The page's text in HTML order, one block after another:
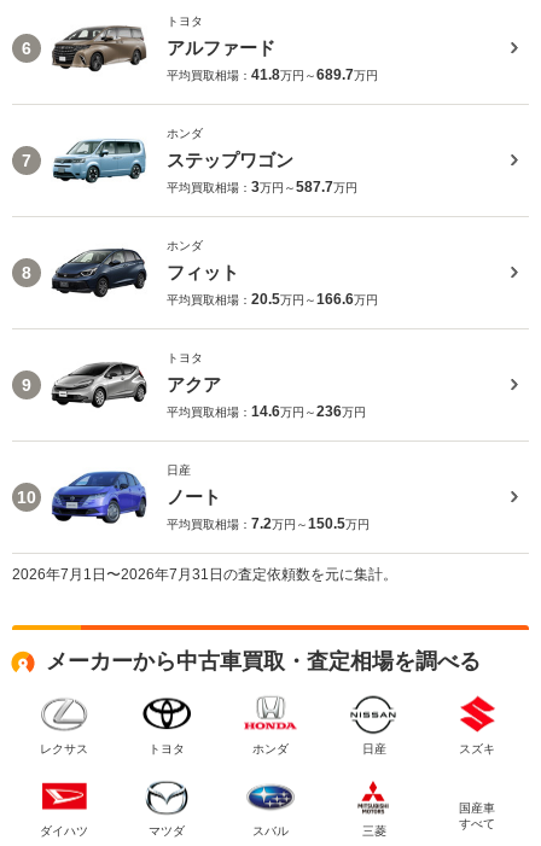
6
トヨタ
アルファード
平均買取相場： 41.8万円～689.7万円
7
ホンダ
ステップワゴン
平均買取相場： 3万円～587.7万円
8
ホンダ
フィット
平均買取相場： 20.5万円～166.6万円
9
トヨタ
アクア
平均買取相場： 14.6万円～236万円
10
日産
ノート
平均買取相場： 7.2万円～150.5万円
2026年7月1日〜2026年7月31日の査定依頼数を元に集計。
メーカーから中古車買取・査定相場を調べる
レクサス トヨタ ホンダ 日産 スズキ
ダイハツ マツダ スバル 三菱
国産車
すべて